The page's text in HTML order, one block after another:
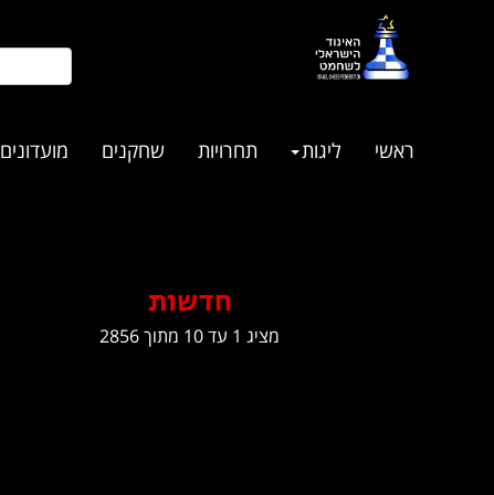
ראשי ליגות תחרויות שחקנים מועדונים
חדשות
מציג 1 עד 10 מתוך 2856